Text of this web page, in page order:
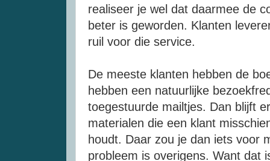
realiseer je wel dat daarmee de
beter is geworden. Klanten
ruil voor die service.
De meeste klanten hebben de
hebben een natuurlijke
toegestuurde mailtjes. Dan blijft
materialen die een klant
houdt. Daar zou je dan iets voor
probleem is overigens. Want dat